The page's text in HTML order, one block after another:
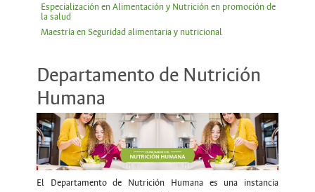
Especialización en Alimentación y Nutrición en promoción de
la salud
Maestría en Seguridad alimentaria y nutricional
Departamento de Nutrición
Humana
El Departamento de Nutrición Humana es una instancia